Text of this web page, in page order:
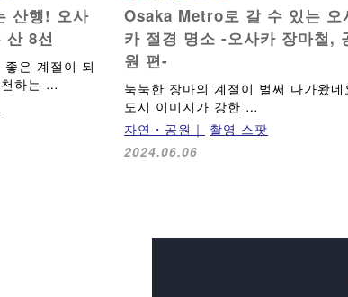
산행! 오사
산 8선
은 계절이 되
하는 …
Osaka Metro로 갈 수 있는 오
카 절경 명소-오사카 장마철,
원 편-
눅눅한 장마의 계절이 벌써 다가왔네
도시 이미지가 강한 …
자연・공원
촬영 스팟
2024.06.06